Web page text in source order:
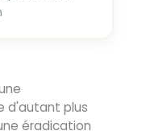
d'autant plus
éradication